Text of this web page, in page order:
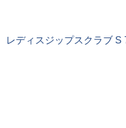
レディスジップスクラブ